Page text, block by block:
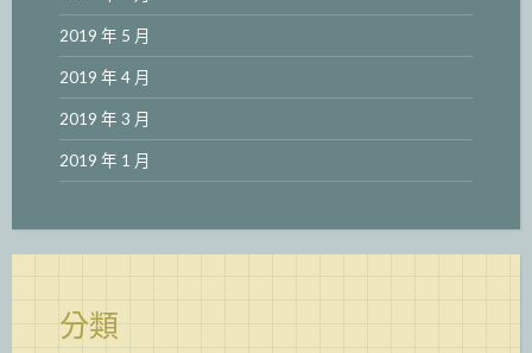
2019 年 5 月
2019 年 4 月
2019 年 3 月
2019 年 1 月
分類